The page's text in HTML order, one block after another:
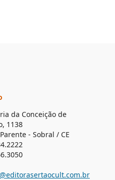
da Conceição de
1138
- Sobral / CE